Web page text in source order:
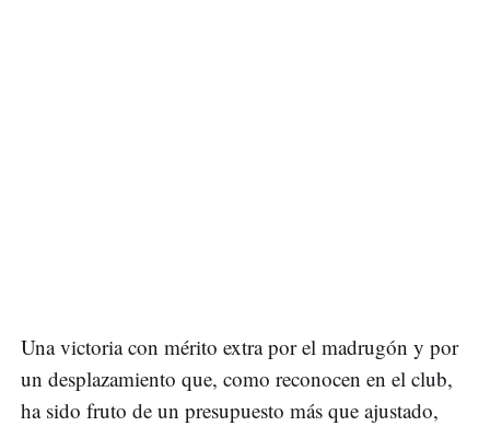
Una victoria con mérito extra por el madrugón y por
un desplazamiento que, como reconocen en el club,
ha sido fruto de un presupuesto más que ajustado,